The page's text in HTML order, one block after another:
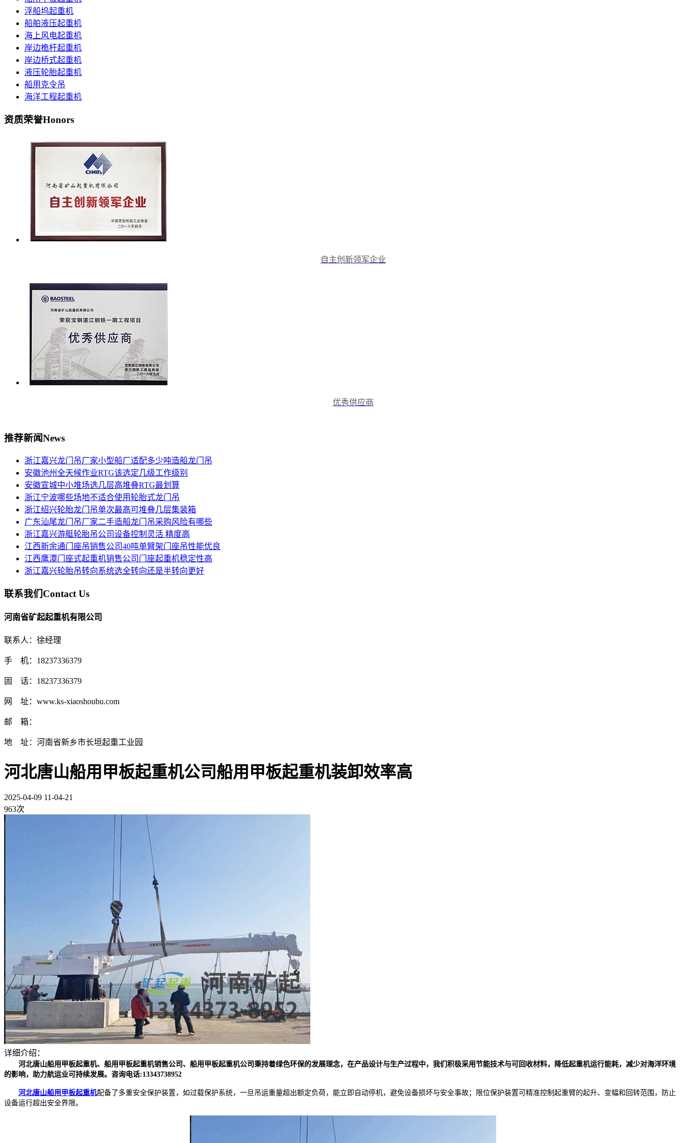
浮船坞起重机
船舶液压起重机
海上风电起重机
岸边桅杆起重机
岸边桥式起重机
液压轮胎起重机
船用克令吊
海洋工程起重机
资质荣誉Honors
自主创新领军企业
优秀供应商
推荐新闻News
浙江嘉兴龙门吊厂家小型船厂适配多少吨造船龙门吊
安徽池州全天候作业RTG该选定几级工作级别
安徽宣城中小堆场选几层高堆叠RTG最划算
浙江宁波哪些场地不适合使用轮胎式龙门吊
浙江绍兴轮胎龙门吊单次最高可堆叠几层集装箱
广东汕尾龙门吊厂家二手造船龙门吊采购风险有哪些
浙江嘉兴游艇轮胎吊公司设备控制灵活 精度高
江西新余通门座吊销售公司40吨单臂架门座吊性能优良
江西鹰潭门座式起重机销售公司门座起重机稳定性高
浙江嘉兴轮胎吊转向系统选全转向还是半转向更好
联系我们Contact Us
河南省矿起起重机有限公司
联系人：徐经理
手 机：18237336379
固 话：18237336379
网 址：www.ks-xiaoshoubu.com
邮 箱：
地 址：河南省新乡市长垣起重工业园
河北唐山船用甲板起重机公司船用甲板起重机装卸效率高
2025-04-09 11-04-21
963次
详细介绍：
河北唐山船用甲板起重机、船用甲板起重机销售公司、船用甲板起重机公司秉持着绿色环保的发展理念，在产品设计与生产过程中，我们积极采用节能技术与可回收材料，降低起重机运行能耗，减少对海洋环境
的影响，助力航运业可持续发展。咨询电话:13343738952
河北唐山船用甲板起重机配备了多重安全保护装置，如过载保护系统，一旦吊运重量超出额定负荷，能立即自动停机，避免设备损坏与安全事故；限位保护装置可精准控制起重臂的起升、变幅和回转范围，防止
设备运行超出安全界限。